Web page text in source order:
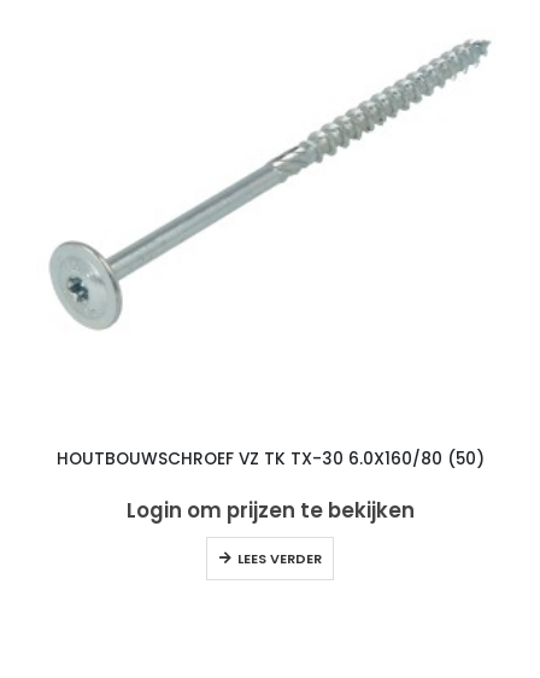
HOUTBOUWSCHROEF VZ TK TX-30 6.0X160/80 (50)
Login om prijzen te bekijken
LEES VERDER